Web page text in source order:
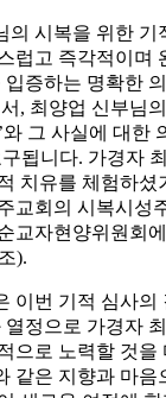
의 시복을 위한 기
럽고 즉각적이며
증하는 명확한
, 최양업 신부님
와 그 사실에 대한
됩니다. 가경자
치유를 체험하셨
교회의 시복시성
교자현양위원회
).
이번 기적 심사의
정으로 가경자
으로 노력할 것을
같은 지향과 마음